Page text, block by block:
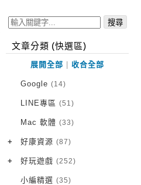
文章分類 (快選區)
展開全部 收合全部
Google (14)
LINE專區 (51)
Mac 軟體 (33)
+ 好康資源 (87)
VPN 翻牆
免費資源
+ 好玩遊戲 (252)
Android 遊戲
小編精選 (35)